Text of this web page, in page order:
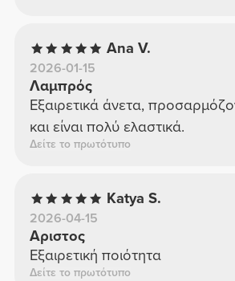
Ana V.
2026-01-15
Λαμπρός
Εξαιρετικά άνετα,
και είναι πολύ ελαστικά.
Δείτε το πρωτότυπο
Katya S.
2026-04-15
Αριστος
Εξαιρετική ποιότητα
Δείτε το πρωτότυπο